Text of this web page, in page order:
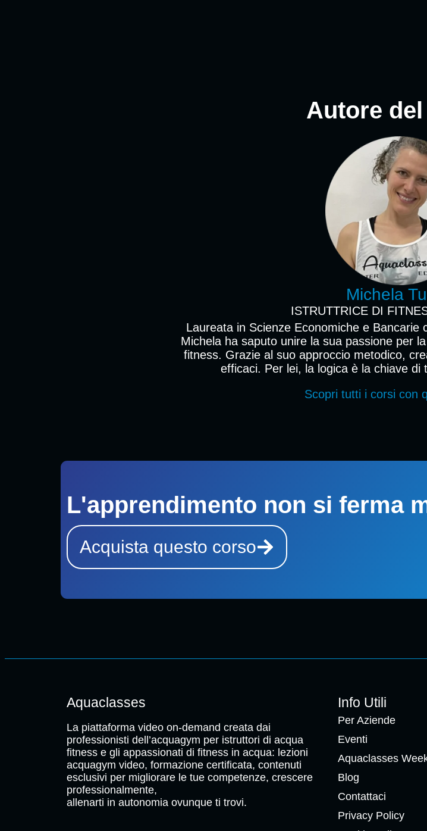
Autore
Michela
ISTRUTTRICE DI
Laureata in Scienze Economiche e Bancarie
Michela ha saputo unire la sua passione per
fitness. Grazie al suo approccio metodico,
efficaci. Per lei, la logica è la chiave di
Scopri tutti i corsi con
L'apprendimento non si ferma
Acquista questo corso
Aquaclasses
La piattaforma video on-demand creata dai
professionisti dell’acquagym per istruttori di acqua
fitness e gli appassionati di fitness in acqua: lezioni
acquagym video, formazione certificata, contenuti
esclusivi per migliorare le tue competenze, crescere
professionalmente,
allenarti in autonomia ovunque ti trovi.
Info Utili
Per Aziende
Eventi
Aquaclasses
Blog
Contattaci
Privacy Policy